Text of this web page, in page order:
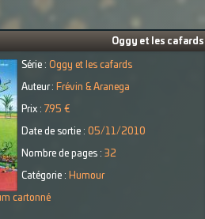
Oggy et les
Série : Oggy et les cafards
Auteur : Frévin & Aranega
Prix : 7.95 €
Date de sortie : 05/11/2010
Nombre de pages : 32
Catégorie : Humour
cartonné